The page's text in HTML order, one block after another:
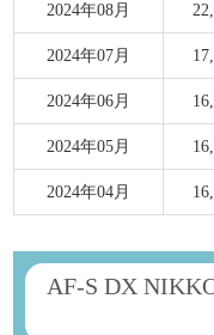
2024年08月
2024年07月
2024年06月
2024年05月
2024年04月
AF-S DX